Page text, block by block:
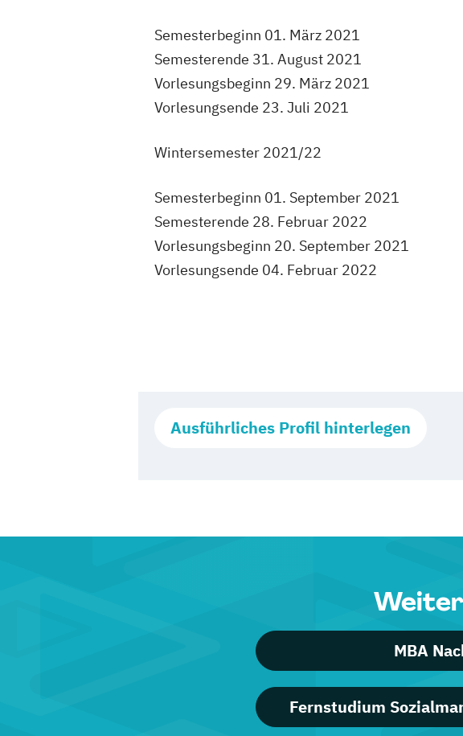
Semesterbeginn 01. März 2021
Semesterende 31. August 2021
Vorlesungsbeginn 29. März 2021
Vorlesungsende 23. Juli 2021
Wintersemester 2021/22
Semesterbeginn 01. September 2021
Semesterende 28. Februar 2022
Vorlesungsbeginn 20. September 2021
Vorlesungsende 04. Februar 2022
Ausführliches Profil hinterlegen
MBA
Fernstudium